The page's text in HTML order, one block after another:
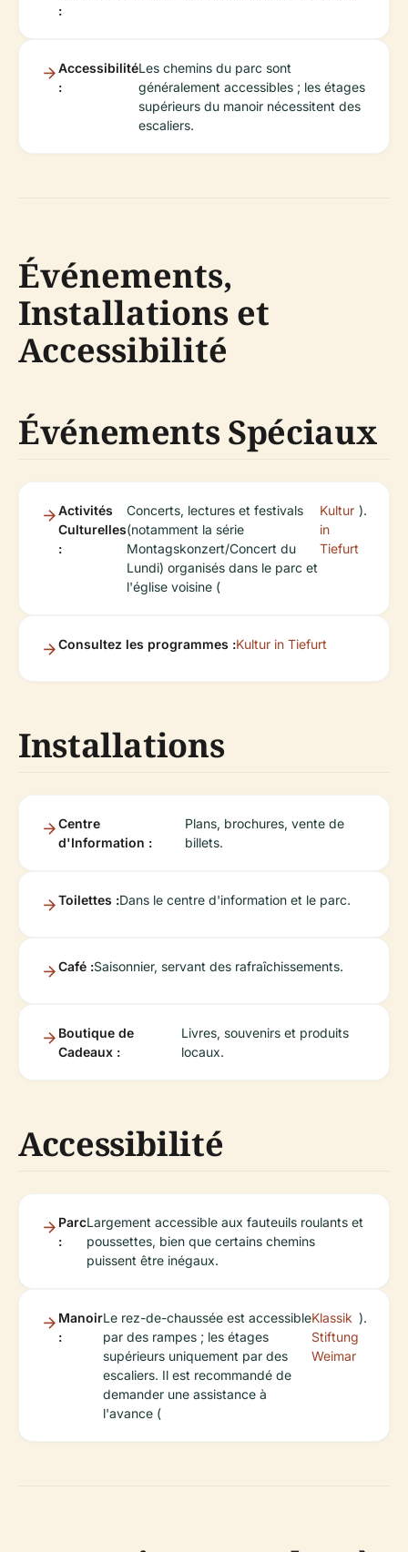
:
Accessibilité
:
Les chemins du parc sont
généralement accessibles ; les étages
supérieurs du manoir nécessitent des
escaliers.
Événements,
Installations et
Accessibilité
Événements Spéciaux
Activités
Culturelles
:
Concerts, lectures et festivals
(notamment la série
Montagskonzert/Concert du
Lundi) organisés dans le parc et
l'église voisine (
Kultur
in
Tiefurt
).
Consultez les programmes :Kultur in Tiefurt
Installations
Centre
d'Information :
Plans, brochures, vente de
billets.
Toilettes :Dans le centre d'information et le parc.
Café :Saisonnier, servant des rafraîchissements.
Boutique de
Cadeaux :
Livres, souvenirs et produits
locaux.
Accessibilité
Parc
:
Largement accessible aux fauteuils roulants et
poussettes, bien que certains chemins
puissent être inégaux.
Manoir
:
Le rez-de-chaussée est accessible
par des rampes ; les étages
supérieurs uniquement par des
escaliers. Il est recommandé de
demander une assistance à
l'avance (
Klassik
Stiftung
Weimar
).